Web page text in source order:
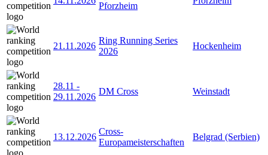
Pforzheim
21.11.2026
Ring Running Series
2026
Hockenheim
28.11 -
29.11.2026
DM Cross Weinstadt
13.12.2026
Cross-
Europameisterschaften
Belgrad (Serbien)